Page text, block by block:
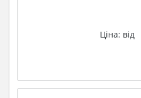
Ціна: від